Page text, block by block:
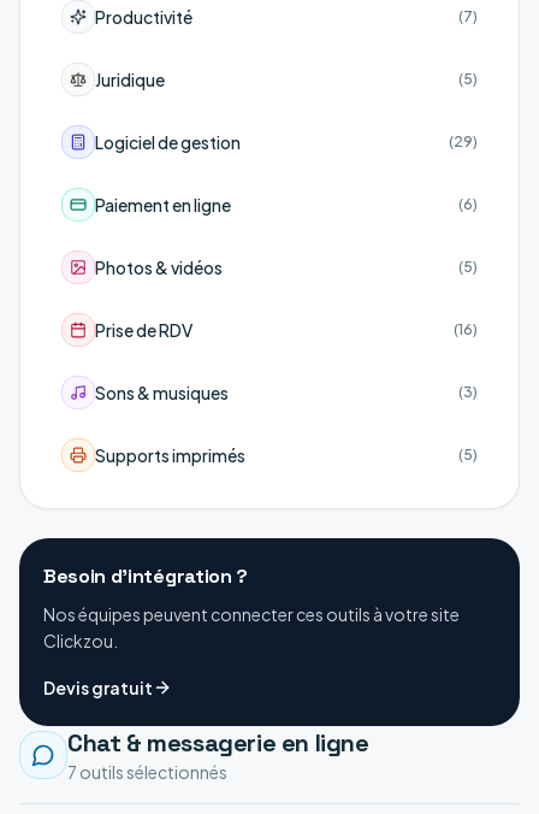
Productivité (7)
Juridique (5)
Logiciel de gestion (29)
Paiement en ligne (6)
Photos & vidéos (5)
Prise de RDV (16)
Sons & musiques (3)
Supports imprimés (5)
Besoin d'intégration ?
Nos équipes peuvent connecter ces outils à votre site
Clickzou.
Devis gratuit
Chat & messagerie en ligne
7 outilssélectionnés